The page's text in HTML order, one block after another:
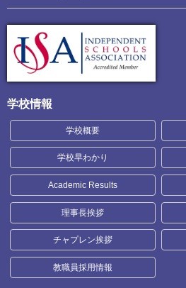
学校情報
学校概要
学校早わかり
Academic Results
理事長挨拶
チャプレン挨拶
教職員採用情報